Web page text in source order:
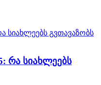
რა სიახლეებს